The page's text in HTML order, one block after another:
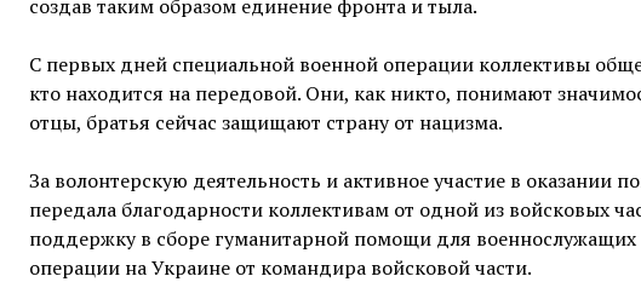
создав таким образом единение фронта и тыла.
С первых дней специальной военной операции коллективы
кто находится на передовой. Они, как никто, понимают
отцы, братья сейчас защищают страну от нацизма.
За волонтерскую деятельность и активное участие в
передала благодарности коллективам от одной из войсковых
поддержку в сборе гуманитарной помощи для
операции на Украине от командира войсковой части.